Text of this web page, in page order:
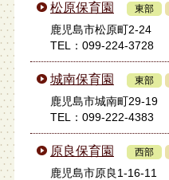
松原保育園 東部
鹿児島市松原町2-24
TEL：099-224-3728
城南保育園 東部
鹿児島市城南町29-19
TEL：099-222-4383
原良保育園 西部
鹿児島市原良1-16-11